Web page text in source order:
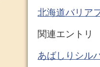
北海道バリア
関連エントリ
あばしりシル